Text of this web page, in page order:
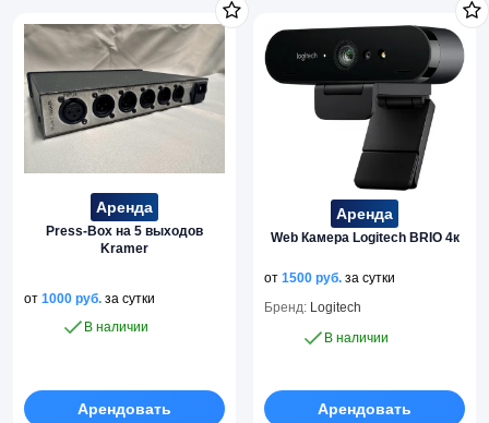
Аренда
Press-Box на 5 выходов
Kramer
от 1000 руб. за сутки
В наличии
Арендовать
Аренда
Web Камера Logitech BRIO 4к
от1500руб. за сутки
Бренд: Logitech
В наличии
Арендовать